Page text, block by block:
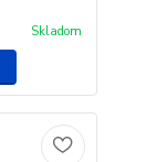
Skladom